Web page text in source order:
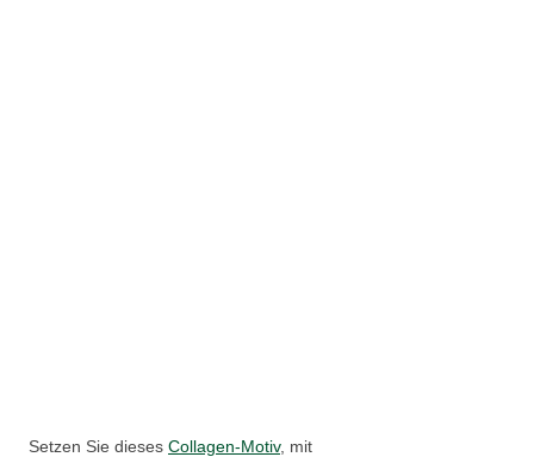
Setzen Sie dieses Collagen-Motiv, mit